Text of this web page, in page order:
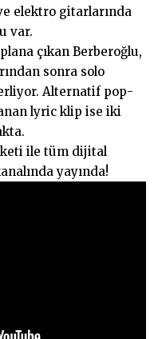
elektro gitarlarında
var.
çıkan Berberoğlu,
sonra solo
Alternatif pop-
lyric klip ise iki
ile tüm dijital
yayında!